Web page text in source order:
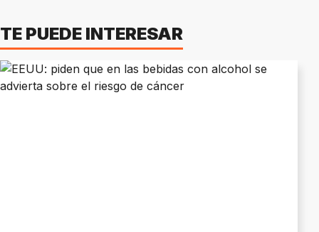
TE PUEDE INTERESAR